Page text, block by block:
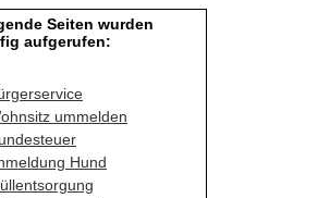
Seiten wurden
aufgerufen:
ummelden
Hund